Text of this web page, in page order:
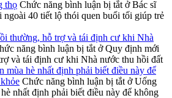
thọ Chức năng bình luận bị tắt ở Bác sĩ
40 tiết lộ thói quen buổi tối giúp trẻ
thường, hỗ trợ và tái định cư khi Nhà
năng bình luận bị tắt ở Quy định mới
và tái định cư khi Nhà nước thu hồi đất
mùa hè nhất định phải biết điều này để
Chức năng bình luận bị tắt ở Uống
nhất định phải biết điều này để không